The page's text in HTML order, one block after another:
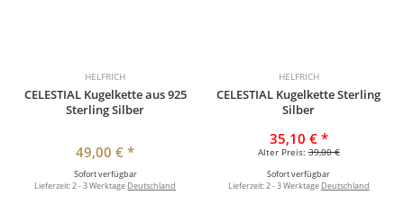
HELFRICH
CELESTIAL Kugelkette aus 925
Sterling Silber
49,00 €*
Sofort verfügbar
Lieferzeit:2 - 3 Werktage Deutschland
HELFRICH
CELESTIAL Kugelkette Sterling
Silber
35,10 € *
Alter Preis:39,00 €
Sofort verfügbar
Lieferzeit:2 - 3 Werktage Deutschland